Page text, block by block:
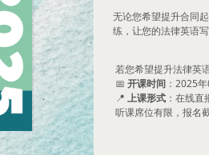
无论您希望提升合同
练，让您的法律英语写
若您希望提升法律英
📅 开课时间 ：2025
📍 上课形式 ：在线直
听课席位有限，报名